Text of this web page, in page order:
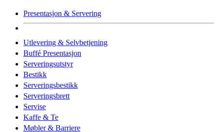
Presentasjon & Servering
Utlevering & Selvbetjening
Buffé Presentasjon
Serveringsutstyr
Bestikk
Serveringsbestikk
Serveringsbrett
Servise
Kaffe & Te
Møbler & Barriere